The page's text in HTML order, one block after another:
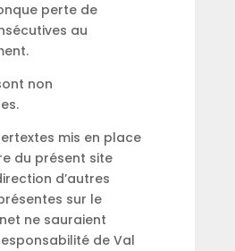
perte de
au
non
mis en place
du présent site
d’autres
sur le
ne sauraient
de Val